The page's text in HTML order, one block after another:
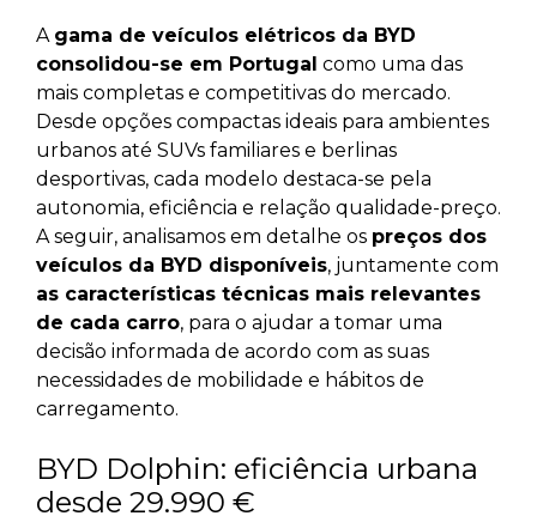
A gama de veículos elétricos da BYD
consolidou-se em Portugal como uma das
mais completas e competitivas do mercado.
Desde opções compactas ideais para ambientes
urbanos até SUVs familiares e berlinas
desportivas, cada modelo destaca-se pela
autonomia, eficiência e relação qualidade-preço.
A seguir, analisamos em detalhe os preços dos
veículos da BYD disponíveis, juntamente com
as características técnicas mais relevantes
de cada carro, para o ajudar a tomar uma
decisão informada de acordo com as suas
necessidades de mobilidade e hábitos de
carregamento.
BYD Dolphin: eficiência urbana
desde 29.990 €